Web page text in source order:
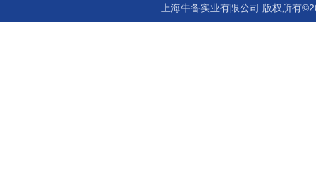
上海牛备实业有限公司 版权所有